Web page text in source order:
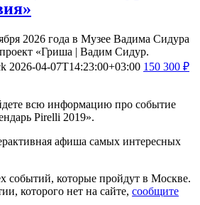
2026 года в Музее Вадима Сидура
«Гриша | Вадим Сидур.
2026-04-07T14:23:00+03:00 150 300 ₽
всю информацию про событие
Pirelli 2019».
афиша самых интересных
событий, которые пройдут в Москве.
которого нет на сайте, сообщите